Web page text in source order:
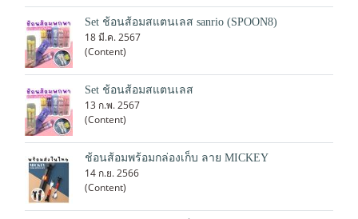
Set ช้อนส้อมสแตนเลส sanrio (SPOON8)
18 มี.ค. 2567
(Content)
Set ช้อนส้อมสแตนเลส
13 ก.พ. 2567
(Content)
ช้อนส้อมพร้อมกล่องเก็บ ลาย MICKEY
14 ก.ย. 2566
(Content)